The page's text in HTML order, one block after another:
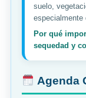
suelo,
especialmente
Por qué
sequedad y
Agenda